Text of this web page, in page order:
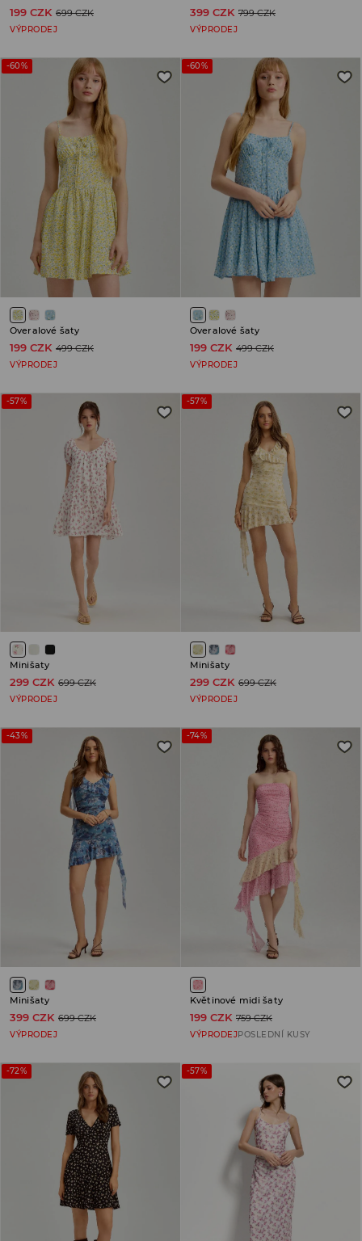
199 CZK 699 CZK
VÝPRODEJ
399 CZK 799 CZK
VÝPRODEJ
-60%
Overalové šaty
199 CZK 499 CZK
VÝPRODEJ
-60%
Overalové šaty
199 CZK 499 CZK
VÝPRODEJ
-57%
Minišaty
299 CZK 699 CZK
VÝPRODEJ
-57%
Minišaty
299 CZK 699 CZK
VÝPRODEJ
-43%
Minišaty
399 CZK 699 CZK
VÝPRODEJ
-74%
Květinové midi šaty
199 CZK 759 CZK
VÝPRODEJPOSLEDNÍ KUSY
-72% -57%